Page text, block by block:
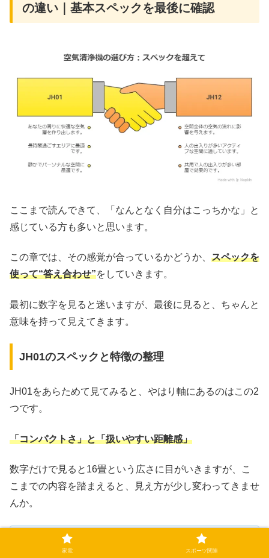
の違い｜基本スペックを最後に確認
ここまで読んできて、「なんとなく自分はこっちかな」と
感じている方も多いと思います。
この章では、その感覚が合っているかどうか、 スペックを
使って“答え合わせ”をしていきます。
最初に数字を見ると迷いますが、最後に見ると、ちゃんと
意味を持って見えてきます。
JH01のスペックと特徴の整理
JH01をあらためて見てみると、やはり軸にあるのはこの2
つです。
「コンパクトさ」と「扱いやすい距離感」
数字だけで見ると16畳という広さに目がいきますが、こ
こまでの内容を踏まえると、見え方が少し変わってきませ
んか。
「広く使える」ではなく、「ある範囲で扱いやすい距
家電 スポーツ関連